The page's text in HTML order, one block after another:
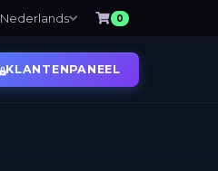
Nederlands 0
KLANTENPANEEL